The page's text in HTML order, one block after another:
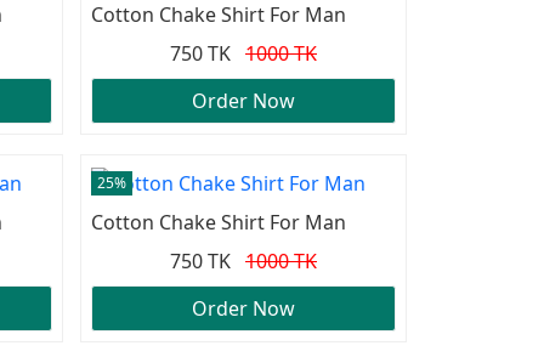
Cotton Chake Shirt For Man
750 TK 1000 TK
Order Now
25%
Cotton Chake Shirt For Man
750 TK 1000 TK
Order Now